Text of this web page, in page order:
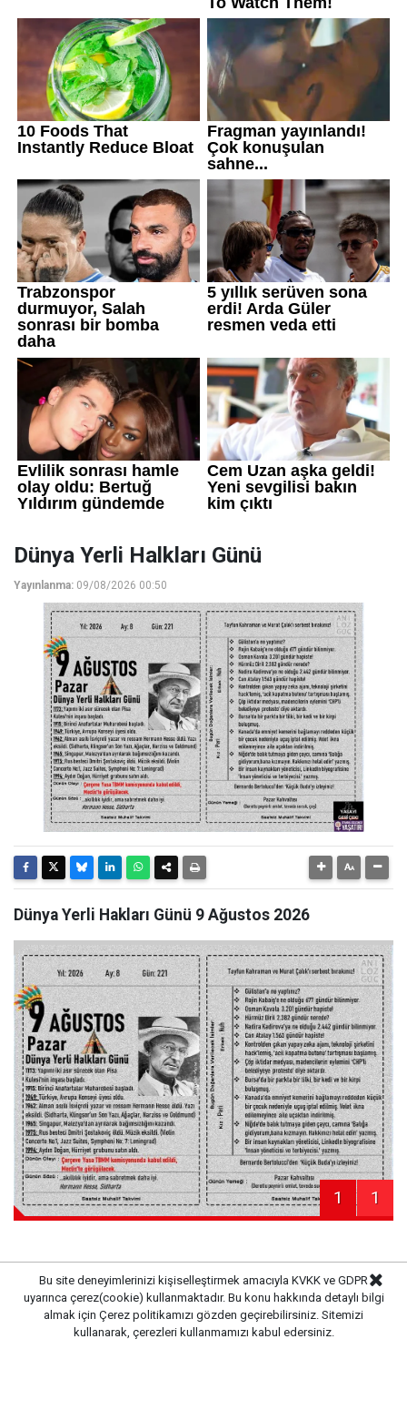
Dünya Yerli Halkları Günü
Yayınlanma: 09/08/2026 00:50
Dünya Yerli Hakları Günü 9 Ağustos 2026
1 1
Kaynak: Haber Merkezi
Bu site deneyimlerinizi kişiselleştirmek amacıyla KVKK ve GDPR
uyarınca çerez(cookie) kullanmaktadır. Bu konu hakkında detaylı bilgi
almak için Çerez politikamızı gözden geçirebilirsiniz. Sitemizi
kullanarak, çerezleri kullanmamızı kabul edersiniz.